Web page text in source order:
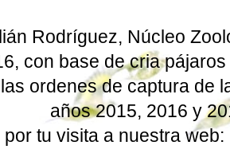
Rodríguez, Núcleo
con base de cria
ordenes de captura de
años 2015, 2016 y
tu visita a nuestra